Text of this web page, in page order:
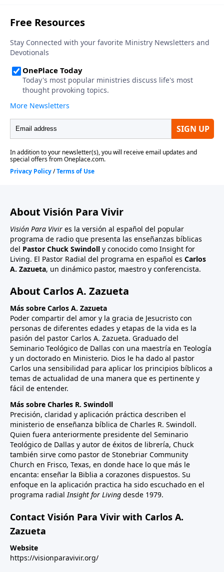
calmantes, y la muerte abrupta de alguien; y después
docenas de opiniones, multiplicadas por 365 días del
año y tendrá la receta para la locura. La ansiedad se
ha convertido en un estilo de vida; es la regla en lugar
de la excepción.
ansiosa que va en seis direcciones diferentes, que
vive de cenas instantáneas, peleas a gritos,
reacciones con muchas tensiones, poco dormir y
financieros, la pérdida del empleo (o el exceso de
trabajo), los fracasos académicos, las cartas sin
teléfono, el temor al cáncer, los malentendidos, el
materialismo, el alcoholismo, el uso de drogas y
calmantes, y la muerte abrupta de alguien; y después
reste el apoyo de la unidad familiar dividida por
docenas de opiniones, multiplicadas por 365 días del
año y tendrá la receta para la locura. La ansiedad se
About Visión Para Vivir
Visión Para Vivir es la versión al español del popular
programa de radio que presenta las enseñanzas bíblicas
del Pastor Chuck Swindoll y conocido como Insight for
Living. El Pastor Radial del programa en español es Carlos
A. Zazueta, un dinámico pastor, maestro y conferencista.
About Carlos A. Zazueta
Más sobre Carlos A. Zazueta
Poder compartir del amor y la gracia de Jesucristo con
personas de diferentes edades y etapas de la vida es la
pasión del pastor Carlos A. Zazueta. Graduado del
Seminario Teológico de Dallas con una maestría en Teología
y un doctorado en Ministerio. Dios le ha dado al pastor
Carlos una sensibilidad para aplicar los principios bíblicos a
temas de actualidad de una manera que es pertinente y
fácil de entender.
Más sobre Charles R. Swindoll
Precisión, claridad y aplicación práctica describen el
ministerio de enseñanza bíblica de Charles R. Swindoll.
Quien fuera anteriormente presidente del Seminario
Teológico de Dallas y autor de éxitos de librería, Chuck
también sirve como pastor de Stonebriar Community
Church en Frisco, Texas, en donde hace lo que más le
encanta: enseñar la Biblia a corazones dispuestos. Su
enfoque en la aplicación practica ha sido escuchado en el
programa radial Insight for Living desde 1979.
Contact Visión Para Vivir with Carlos A.
Zazueta
Website
https://visionparavivir.org/